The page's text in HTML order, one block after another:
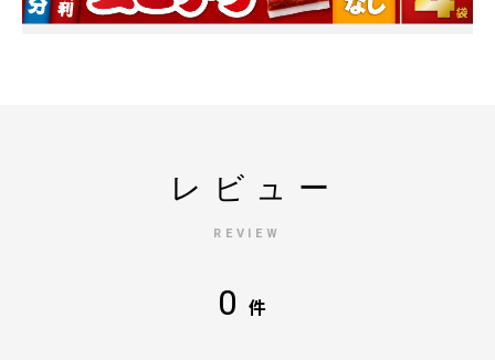
レビュー
REVIEW
0 件